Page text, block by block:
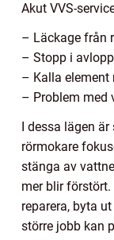
Akut VVS-
– Läckage från
– Stopp i
– Kalla element
– Problem med
I dessa lägen
rörmokare
stänga av
mer blir
reparera, byta
större jobb kan